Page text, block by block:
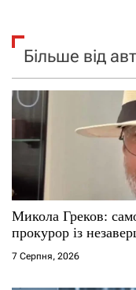
Більше від
Микола Греков:
прокурор із
7 Серпня, 2026